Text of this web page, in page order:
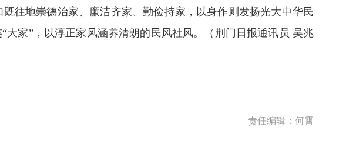
往地崇德治家、廉洁齐家、勤俭持家，以身作则发扬光大中华民
家”，以淳正家风涵养清朗的民风社风。（荆门日报通讯员 吴兆
责任编辑： 何霄